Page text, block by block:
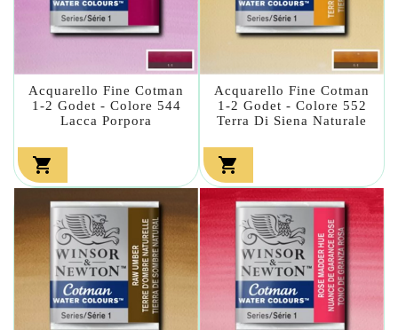
Acquarello Fine Cotman
1-2 Godet - Colore 544
Lacca Porpora

Acquarello Fine Cotman
1-2 Godet - Colore 552
Terra Di Siena Naturale
